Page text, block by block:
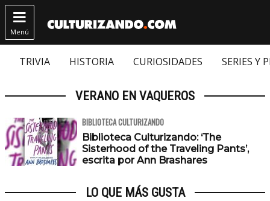

Menú
TRIVIA HISTORIA CURIOSIDADES SERIES Y
VERANO EN VAQUEROS
BIBLIOTECA CULTURIZANDO
Biblioteca Culturizando: ‘The
Sisterhood of the Traveling Pants’,
escrita por Ann Brashares
LO QUE MÁS GUSTA